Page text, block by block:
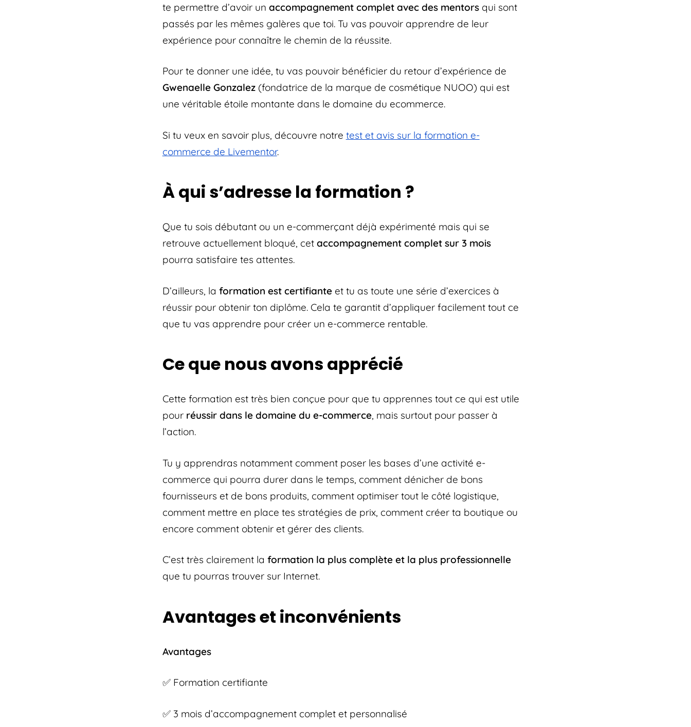
te permettre d’avoir un accompagnement complet avec des mentorsqui sont
passés par les mêmes galères que toi. Tu vas pouvoir apprendre de leur
expérience pour connaître le chemin de la réussite.
Pour te donner une idée, tu vas pouvoir bénéficier du retour d’expérience de
Gwenaelle Gonzalez(fondatrice de la marque de cosmétique NUOO) qui est
une véritable étoile montante dans le domaine du ecommerce.
Si tu veux en savoir plus, découvre notre test et avis sur la formation e-
commerce de Livementor.
À qui s’adresse la formation ?
Que tu sois débutant ou un e-commerçant déjà expérimenté mais qui se
retrouve actuellement bloqué, cet accompagnement complet sur 3 mois
pourra satisfaire tes attentes.
D’ailleurs, la formation est certifianteet tu as toute une série d’exercices à
réussir pour obtenir ton diplôme. Cela te garantit d’appliquer facilement tout ce
que tu vas apprendre pour créer un e-commerce rentable.
Ce que nous avons apprécié
Cette formation est très bien conçue pour que tu apprennes tout ce qui est utile
pour réussir dans le domaine du e-commerce, mais surtout pour passer à
l’action.
Tu y apprendras notamment comment poser les bases d’une activité e-
commerce qui pourra durer dans le temps, comment dénicher de bons
fournisseurs et de bons produits, comment optimiser tout le côté logistique,
comment mettre en place tes stratégies de prix, comment créer ta boutique ou
encore comment obtenir et gérer des clients.
C’est très clairement la formation la plus complète et la plus professionnelle
que tu pourras trouver sur Internet.
Avantages et inconvénients
Avantages
✅ Formation certifiante
✅ 3 mois d’accompagnement complet et personnalisé